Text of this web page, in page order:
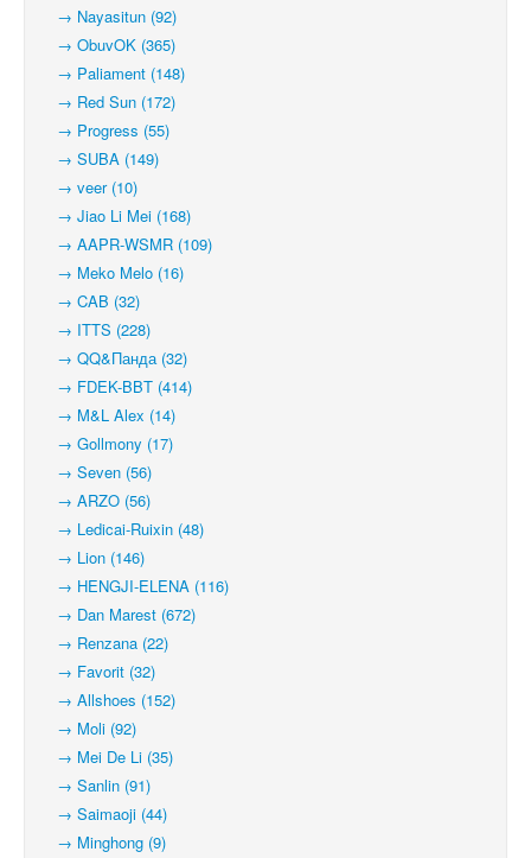
→ Nayasitun (92)
→ ObuvOK (365)
→ Paliament (148)
→ Red Sun (172)
→ Progress (55)
→ SUBA (149)
→ veer (10)
→ Jiao Li Mei (168)
→ AAPR-WSMR (109)
→ Meko Melo (16)
→ CAB (32)
→ ITTS (228)
→ QQ&Панда (32)
→ FDEK-BBT (414)
→ M&L Alex (14)
→ Gollmony (17)
→ Seven (56)
→ ARZO (56)
→ Ledicai-Ruixin (48)
→ Lion (146)
→ HENGJI-ELENA (116)
→ Dan Marest (672)
→ Renzana (22)
→ Favorit (32)
→ Allshoes (152)
→ Moli (92)
→ Mei De Li (35)
→ Sanlin (91)
→ Saimaoji (44)
→ Minghong (9)